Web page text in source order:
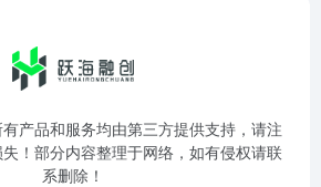
产品和服务均由第三方提供支持，请注
！部分内容整理于网络，如有侵权请联
系删除！